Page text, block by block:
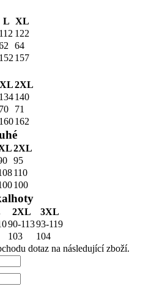
L XL
112 122
64
152 157
XL2XL
134140
70
71
160162
2XL
95
110
100
2XL
3XL
90-11393-119
103
104
dotaz na následující zboží.